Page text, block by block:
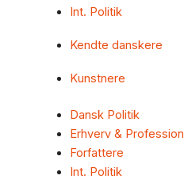
Int. Politik
Kendte danskere
Kunstnere
Dansk Politik
Erhverv & Profession
Forfattere
Int. Politik